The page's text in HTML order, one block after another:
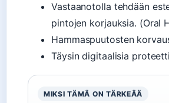
Vastaanotolla tehdään
pintojen korjauksia. (Oral
Hammaspuutosten
Täysin digitaalisia
MIKSI TÄMÄ ON TÄRKEÄÄ